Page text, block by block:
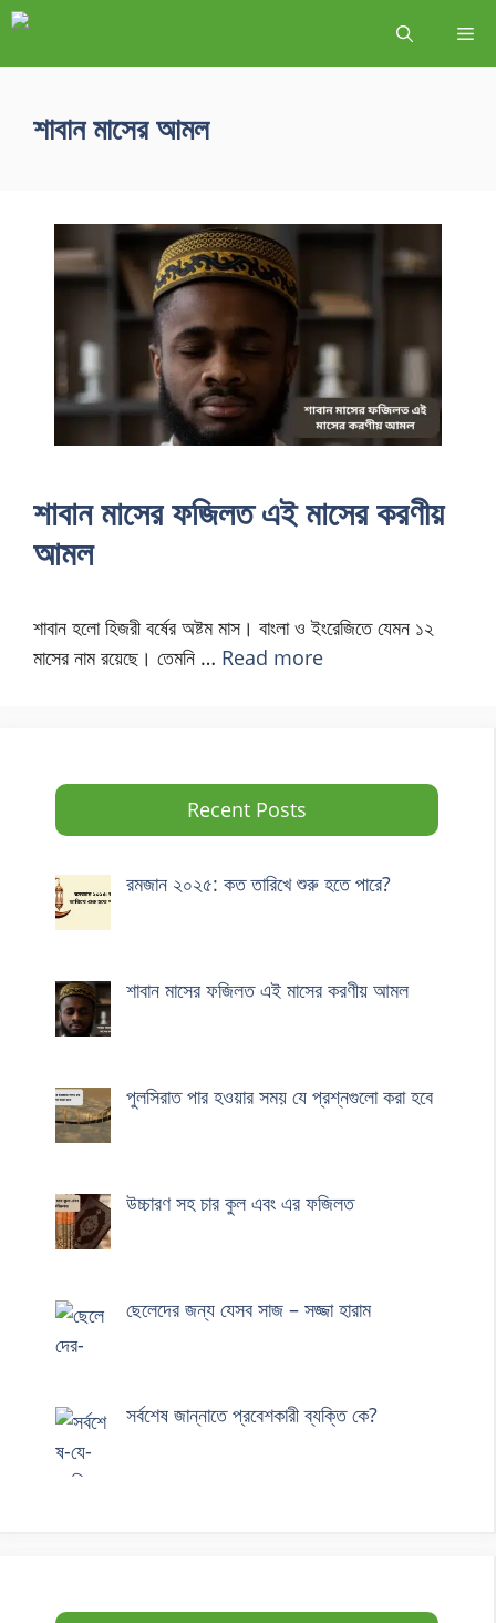
শাবান মাসের আমল
শাবান মাসের ফজিলত এই মাসের করণীয়
আমল
শাবান হলো হিজরী বর্ষের অষ্টম মাস। বাংলা ও ইংরেজিতে যেমন ১২
মাসের নাম রয়েছে। তেমনি … Read more
Recent Posts
রমজান ২০২৫: কত তারিখে শুরু হতে পারে?
শাবান মাসের ফজিলত এই মাসের করণীয় আমল
পুলসিরাত পার হওয়ার সময় যে প্রশ্নগুলো করা হবে
উচ্চারণ সহ চার কুল এবং এর ফজিলত
ছেলেদের জন্য যেসব সাজ – সজ্জা হারাম
সর্বশেষ জান্নাতে প্রবেশকারী ব্যক্তি কে?